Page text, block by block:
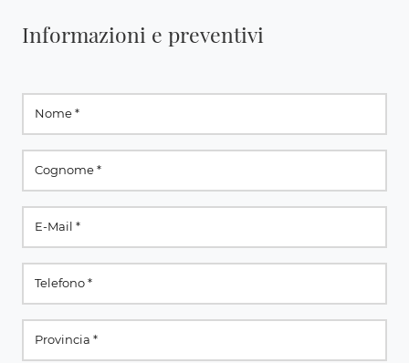
Informazioni e preventivi